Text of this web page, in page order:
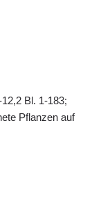
Bl. 1-183;
Pflanzen auf